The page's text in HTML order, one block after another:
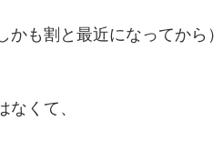
も割と最近になってから）
くて、